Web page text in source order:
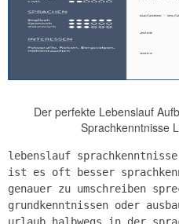
Der perfekte Lebenslauf
Sprachkenntnisse
lebenslauf
ist es oft besser
genauer zu umschreiben
grundkenntnissen oder